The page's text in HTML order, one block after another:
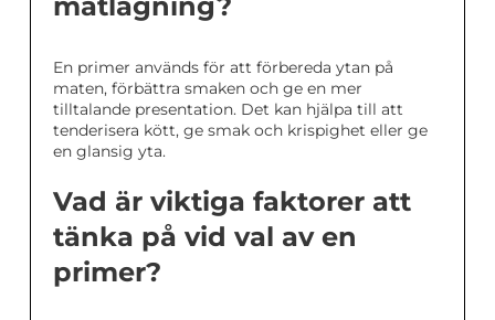
En primer används för att förbereda ytan på
maten, förbättra smaken och ge en mer
tilltalande presentation. Det kan hjälpa till att
tenderisera kött, ge smak och krispighet eller ge
en glansig yta.
Vad är viktiga faktorer att
tänka på vid val av en
primer?